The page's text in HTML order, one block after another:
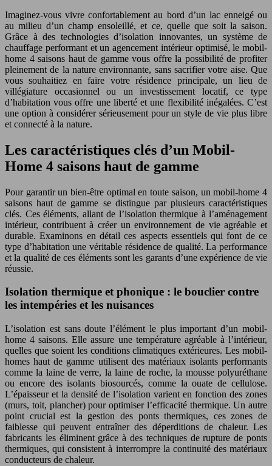
Imaginez-vous vivre confortablement au bord d’un lac enneigé ou
au milieu d’un champ ensoleillé, et ce, quelle que soit la saison.
Grâce à des technologies d’isolation innovantes, un système de
chauffage performant et un agencement intérieur optimisé, le mobil-
home 4 saisons haut de gamme vous offre la possibilité de profiter
pleinement de la nature environnante, sans sacrifier votre aise. Que
vous souhaitiez en faire votre résidence principale, un lieu de
villégiature occasionnel ou un investissement locatif, ce type
d’habitation vous offre une liberté et une flexibilité inégalées. C’est
une option à considérer sérieusement pour un style de vie plus libre
et connecté à la nature.
Les caractéristiques clés d’un Mobil-
Home 4 saisons haut de gamme
Pour garantir un bien-être optimal en toute saison, un mobil-home 4
saisons haut de gamme se distingue par plusieurs caractéristiques
clés. Ces éléments, allant de l’isolation thermique à l’aménagement
intérieur, contribuent à créer un environnement de vie agréable et
durable. Examinons en détail ces aspects essentiels qui font de ce
type d’habitation une véritable résidence de qualité. La performance
et la qualité de ces éléments sont les garants d’une expérience de vie
réussie.
Isolation thermique et phonique : le bouclier contre
les intempéries et les nuisances
L’isolation est sans doute l’élément le plus important d’un mobil-
home 4 saisons. Elle assure une température agréable à l’intérieur,
quelles que soient les conditions climatiques extérieures. Les mobil-
homes haut de gamme utilisent des matériaux isolants performants
comme la laine de verre, la laine de roche, la mousse polyuréthane
ou encore des isolants biosourcés, comme la ouate de cellulose.
L’épaisseur et la densité de l’isolation varient en fonction des zones
(murs, toit, plancher) pour optimiser l’efficacité thermique. Un autre
point crucial est la gestion des ponts thermiques, ces zones de
faiblesse qui peuvent entraîner des déperditions de chaleur. Les
fabricants les éliminent grâce à des techniques de rupture de ponts
thermiques, qui consistent à interrompre la continuité des matériaux
conducteurs de chaleur.